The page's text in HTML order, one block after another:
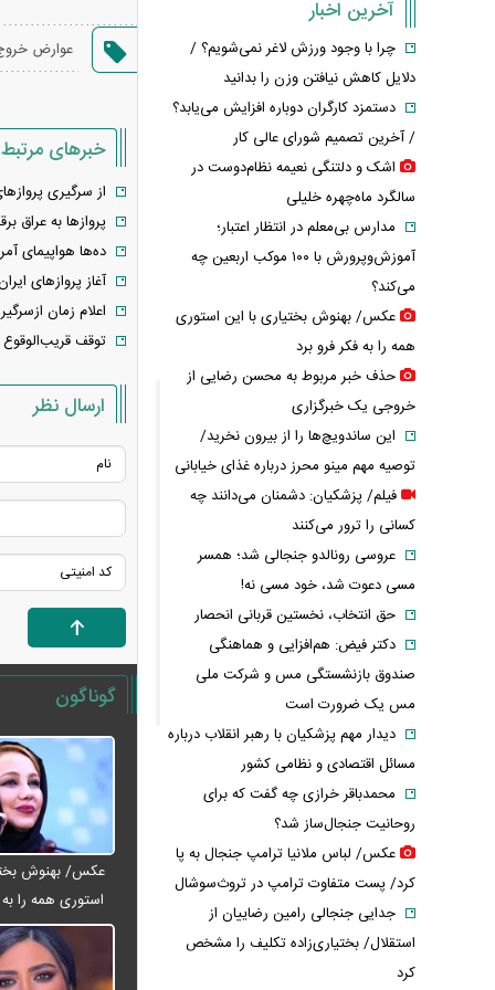
عوارض
خبرهای مرتبط
از سرگیری
پرواز‌ها به عراق
ده‌ها هواپیمای
آغاز پروازهای
اعلام زمان
توقف
ارسال نظر
گوناگون
عکس/ بهنوش
استوری همه را به
آخرین اخبار
چرا با وجود ورزش لاغر نمی‌شویم؟ /
دلایل کاهش نیافتن وزن را بدانید
دستمزد کارگران دوباره افزایش می‌یابد؟
/ آخرین تصمیم شورای عالی کار
اشک و دلتنگی نعیمه نظام‌دوست در
سالگرد ماه‌چهره خلیلی
مدارس بی‌معلم در انتظار اعتبار؛
آموزش‌وپرورش با ۱۰۰ موکب اربعین چه
می‌کند؟
عکس/ بهنوش بختیاری با این استوری
همه را به فکر فرو برد
حذف خبر مربوط به محسن رضایی از
خروجی یک خبرگزاری
این ساندویچ‌ها را از بیرون نخرید/
توصیه مهم مینو محرز درباره غذای خیابانی
فیلم/ پزشکیان: دشمنان می‌دانند چه
کسانی را ترور می‌کنند
عروسی رونالدو جنجالی شد؛ همسر
مسی دعوت شد، خود مسی نه!
حق انتخاب، نخستین قربانی انحصار
دکتر فیض: هم‌افزایی و هماهنگی
صندوق بازنشستگی مس و شرکت ملی
مس یک ضرورت است
دیدار مهم پزشکیان با رهبر انقلاب درباره
مسائل اقتصادی و نظامی کشور
محمدباقر خرازی چه گفت که برای
روحانیت جنجال‌ساز شد؟
عکس/ لباس ملانیا ترامپ جنجال به پا
کرد/ پست متفاوت ترامپ در تروث‌سوشال
جدایی جنجالی رامین رضاییان از
استقلال/ بختیاری‌زاده تکلیف را مشخص
کرد